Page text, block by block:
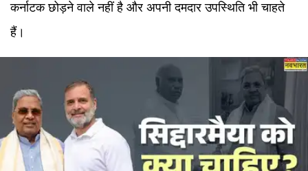
कर्नाटक छोड़ने वाले नहीं है और अपनी दमदार उपस्थिति भी चाहते
हैं।